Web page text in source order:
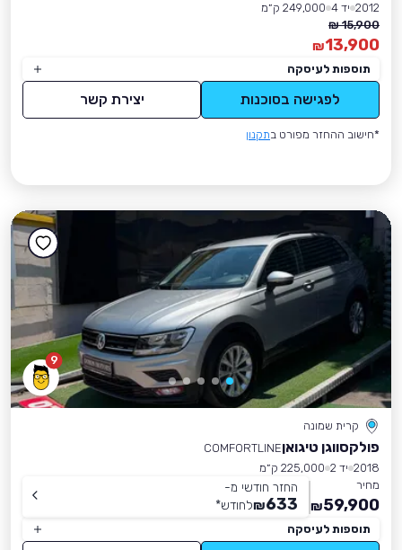
2012 יד 4
249,000 ק״מ
15,900 ₪
13,900
₪
תוספות לעיסקה
לפגישה בסוכנות יצירת קשר
*חישוב ההחזר מפורט בתקנון
9
קרית שמונה
פולקסווגן טיגואןCOMFORTLINE
2018 יד 2
225,000 ק״מ
מחיר
59,900
₪
החזר חודשי מ-
633
₪לחודש*
תוספות לעיסקה